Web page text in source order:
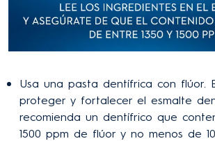
Usa una pasta dentífrica con flúor.
proteger y fortalecer el esmalte
recomienda un dentífrico que
1500 ppm de flúor y no menos de